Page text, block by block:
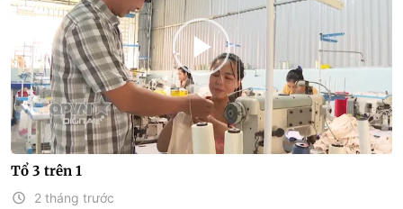
Tổ 3 trên 1
2 tháng trước